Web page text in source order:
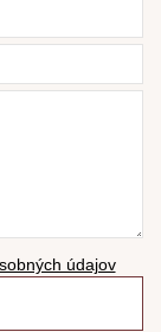
údajov